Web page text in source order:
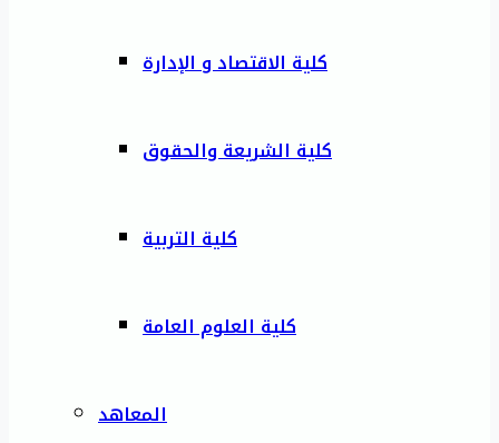
كلية الاقتصاد و الإدارة
كلية الشريعة والحقوق
كلية التربية
كلية العلوم العامة
المعاهد